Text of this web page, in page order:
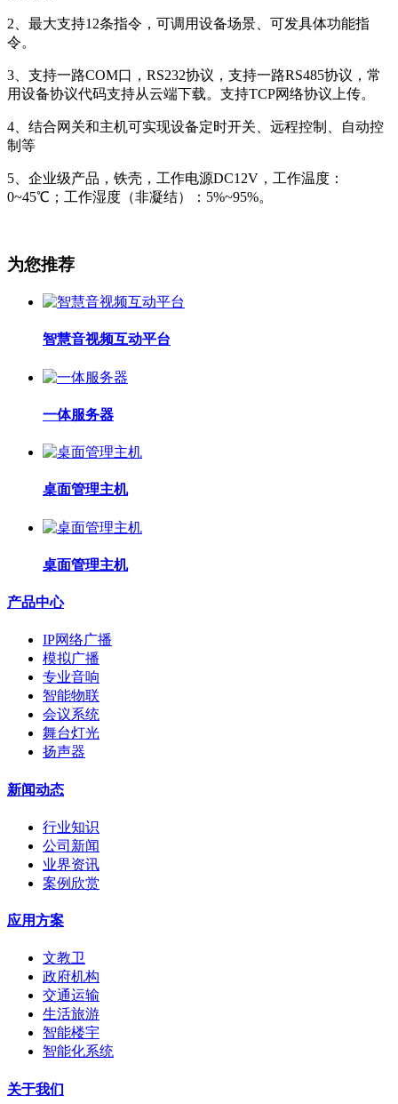
2、最大支持12条指令，可调用设备场景、可发具体功能指
令。
3、支持一路COM口，RS232协议，支持一路RS485协议，常
用设备协议代码支持从云端下载。支持TCP网络协议上传。
4、结合网关和主机可实现设备定时开关、远程控制、自动控
制等
5、企业级产品，铁壳，工作电源DC12V，工作温度：
0~45℃；工作湿度（非凝结）：5%~95%。
为您推荐
智慧音视频互动平台
一体服务器
桌面管理主机
桌面管理主机
产品中心
IP网络广播
模拟广播
专业音响
智能物联
会议系统
舞台灯光
扬声器
新闻动态
行业知识
公司新闻
业界资讯
案例欣赏
应用方案
文教卫
政府机构
交通运输
生活旅游
智能楼宇
智能化系统
关于我们